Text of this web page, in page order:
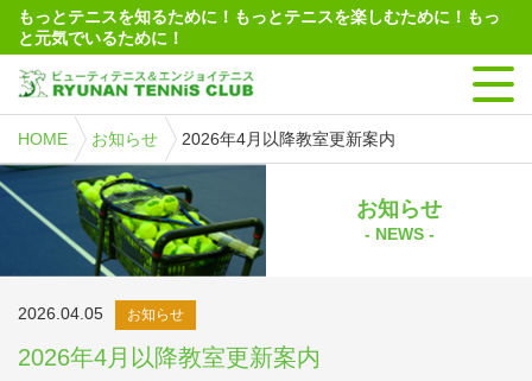
もっとテニスを知るために！もっとテニスを楽しむために！もっ
と元気でいるために！
HOME お知らせ 2026年4月以降教室更新案内
お知らせ
- NEWS -
2026.04.05 お知らせ
2026年4月以降教室更新案内